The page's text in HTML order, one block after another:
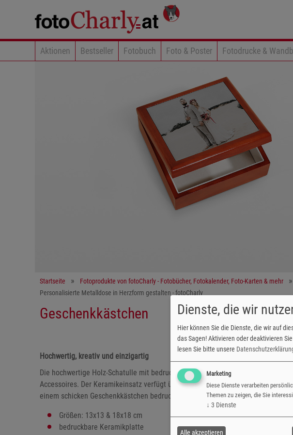
Aktionen Bestseller Fotobuch Foto & Poster Fotodrucke &
Startseite Fotoprodukte von fotoCharly - Fotobücher, Fotokalender, Foto-Karten & mehr
Personalisierte Metalldose in Herzform gestalten - fotoCharly
Geschenkkästchen
Hochwertig, kreativ und einzigartig
Die hochwertige Holz-Schatulle mit bedruckbarer Keramikplatte an der
Accessoires. Der Keramikeinsatz verfügt über eine bedruckbare Fläche von
einem schicken Geschenkkästchen bedruckt mit Ihrem Wunschmotiv!
Größen: 13x13 & 18x18 cm
bedruckbare Keramikplatte
Dienste, die wir
Hier können Sie die Dienste, die wir auf
das Sagen! Aktivieren oder deaktivieren
lesen Sie bitte unsere
Marketing
Diese Dienste verarbeiten
Themen zu zeigen, die Sie
↓ 3 Dienste
Alle akzeptieren